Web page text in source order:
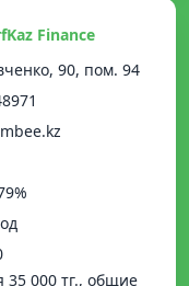
Finance
90, пом. 94
35 000 тг., общие